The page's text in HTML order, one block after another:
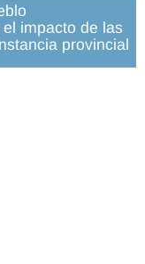
impacto de las
provincial